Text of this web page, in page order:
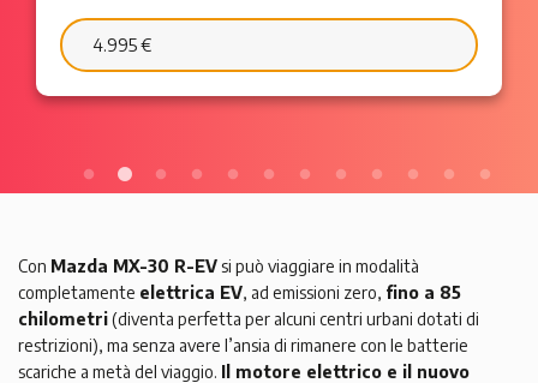
6.595 €
Con Mazda MX-30 R-EVsi può viaggiare in modalità
completamente elettrica EV, ad emissioni zero, fino a 85
chilometri(diventa perfetta per alcuni centri urbani dotati di
restrizioni), ma senza avere l’ansia di rimanere con le batterie
scariche a metà del viaggio. Il motore elettrico e il nuovo